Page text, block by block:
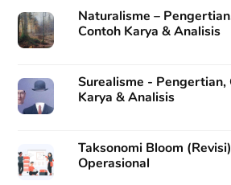
Naturalisme –
Contoh Karya & Analisis
Surealisme - Pengertian,
Karya & Analisis
Taksonomi Bloom
Operasional